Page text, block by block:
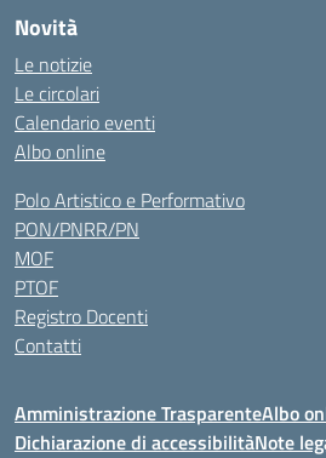
Novità
Le notizie
Le circolari
Calendario eventi
Albo online
Polo Artistico e Performativo
PON/PNRR/PN
MOF
PTOF
Registro Docenti
Contatti
Amministrazione TrasparenteAlbo
Dichiarazione di accessibilitàNote